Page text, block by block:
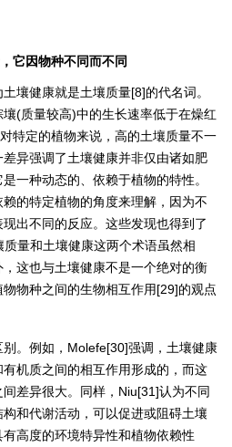
它因物种不同而不同
壤健康就是土壤质量[8]的代名词。
(质量较高)中的生长速率低于在燥红
特定的植物来说，高的土壤质量不一
异强调了土壤健康并非仅由诸如肥
一种动态的、依赖于植物的特性。
的特定植物的角度来理解，因为不
出不同的反应。这些发现也得到了
量和土壤健康这两个术语虽然相
这也与土壤健康不是一个绝对的衡
物种之间的生物相互作用[29]的观点
。例如，Molefe[30]强调，土壤健康
机质之间的相互作用形成的，而这
差异很大。同样，Niu[31]认为不同
和代谢活动，可以促进或阻碍土壤
高度的环境特异性和植物依赖性